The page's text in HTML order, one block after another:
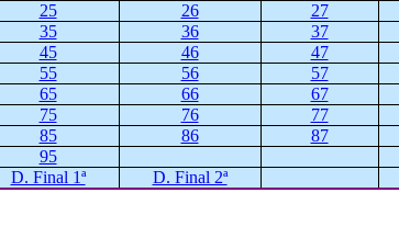
25 26 27
35 36 37
45 46 47
55 56 57
65 66 67
75 76 77
85 86 87
95
D. Final 1ª D. Final 2ª